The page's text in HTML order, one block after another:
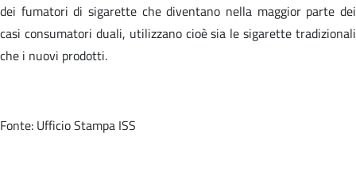
dei fumatori di sigarette che diventano nella maggior parte dei
casi consumatori duali, utilizzano cioè sia le sigarette tradizionali
che i nuovi prodotti.
Fonte: Ufficio Stampa ISS